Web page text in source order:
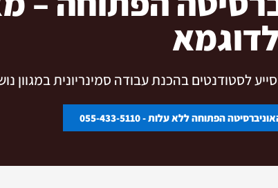
לדוגמא
לסטודנטים בהכנת עבודה סמינריונית במגוון
הפתוחה ללא עלות - 055-433-5110